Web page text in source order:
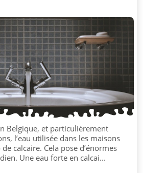
Belgique, et particulièrement
l’eau utilisée dans les maisons
calcaire. Cela pose d’énormes
Une eau forte en calcai...